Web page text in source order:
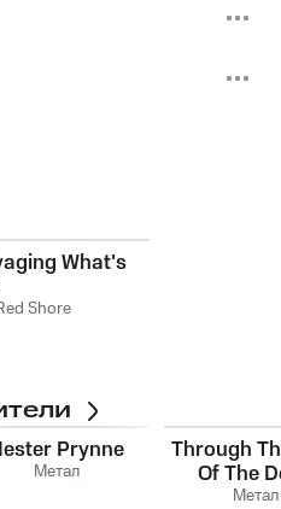
What's
Shore
Prynne
Метал
Through
Of The
Метал